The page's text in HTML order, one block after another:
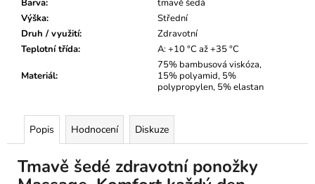
Barva:
tmavě šedá
Výška:
Střední
Druh / využití:
Zdravotní
Teplotní třída: A: +10 °C až +35 °C
Materiál:
75% bambusová viskóza,
15% polyamid, 5%
polypropylen, 5% elastan
Popis Hodnocení Diskuze
Tmavě šedé zdravotní ponožky